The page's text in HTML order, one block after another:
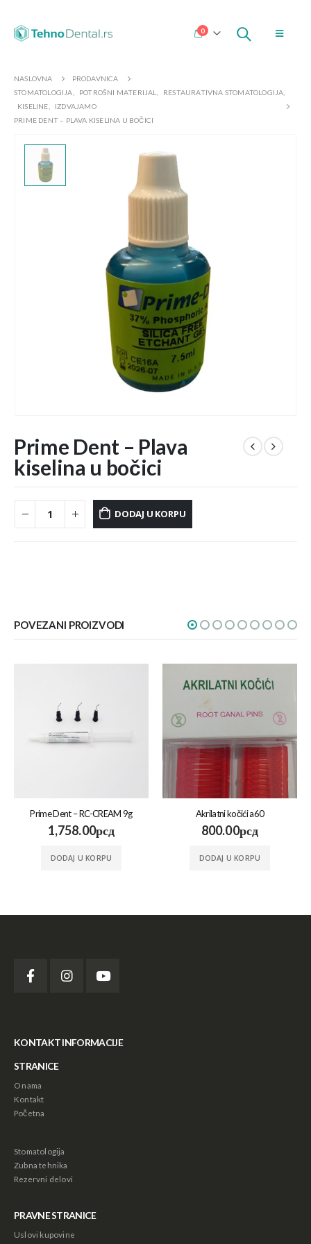
0
NASLOVNA
PRODAVNICA
STOMATOLOGIJA
POTROŠNI MATERIJAL RESTAURATIVNA STOMATOLOGIJA
KISELINE
IZDVAJAMO
PRIME DENT – PLAVA KISELINA U BOČICI
Prime Dent – Plava
kiselina u bočici
DODAJ U KORPU
POVEZANI PROIZVODI
Prime Dent – RC-CREAM 9g
1,758.00рсд
DODAJ U KORPU
Akrilatni kočići a60
800.00рсд
DODAJ U KORPU
KONTAKT INFORMACIJE
STRANICE
O nama
Kontakt
Početna
Stomatologija
Zubna tehnika
Rezervni delovi
PRAVNE STRANICE
Uslovi kupovine